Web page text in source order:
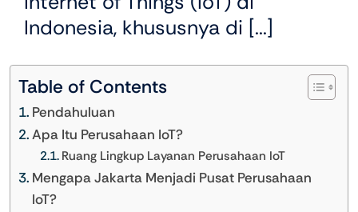
Indonesia, khususnya di [...]
Table of Contents
Pendahuluan
Apa Itu Perusahaan IoT?
Ruang Lingkup Layanan Perusahaan IoT
Mengapa Jakarta Menjadi Pusat Perusahaan
IoT?